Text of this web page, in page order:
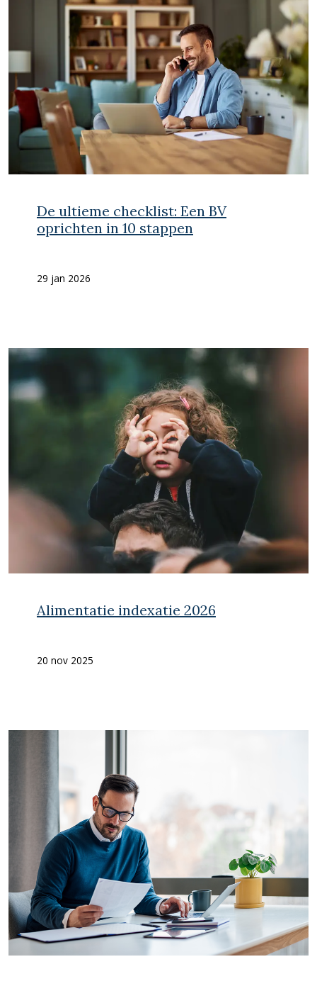
De ultieme checklist: Een BV
oprichten in 10 stappen
29 jan 2026
Alimentatie indexatie 2026
20 nov 2025